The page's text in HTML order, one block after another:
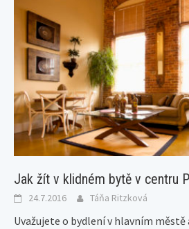
Jak žít v klidném bytě v centru
24.7.2016 Táňa Ritzková
Uvažujete o bydlení v hlavním